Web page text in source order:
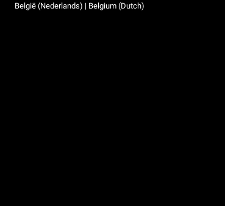
België (Nederlands) | Belgium (Dutch)